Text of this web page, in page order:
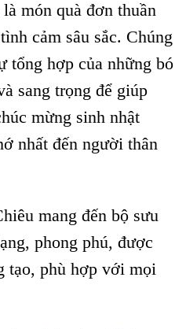
là món quà đơn thuần
cảm sâu sắc. Chúng
tổng hợp của những bó
sang trọng để giúp
mừng sinh nhật
nhất đến người thân
mang đến bộ sưu
phong phú, được
tạo, phù hợp với mọi